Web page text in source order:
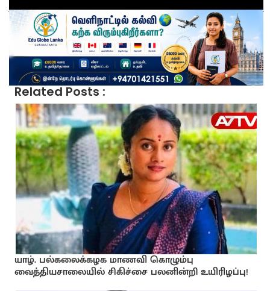
Related Posts :
யாழ். பல்கலைக்கழக மாணவி கொழும்பு
வைத்தியசாலையில் சிகிச்சை பலனின்றி உயிரிழப்பு!